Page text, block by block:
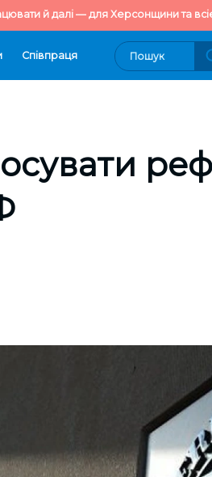
й далі — для Херсонщини та
Cпівпраця